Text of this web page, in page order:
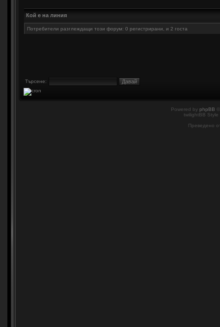
Кой е на линия
Потребители разглеждащи този форум: 0 регистрирани, и 2 госта
Търсене:
Powered by phpBB
twilightBB
Преведено